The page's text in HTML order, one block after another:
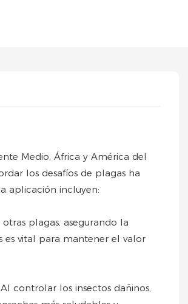
Medio, África y América del
los desafíos de plagas ha
aplicación incluyen:
plagas, asegurando la
vital para mantener el valor
controlar los insectos dañinos,